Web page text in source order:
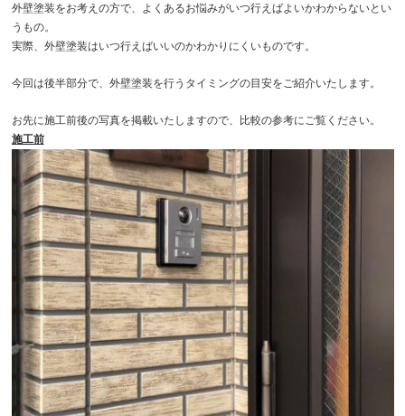
外壁塗装をお考えの方で、よくあるお悩みがいつ行えばよいかわからないとい
うもの。
実際、外壁塗装はいつ行えばいいのかわかりにくいものです。
今回は後半部分で、外壁塗装を行うタイミングの目安をご紹介いたします。
お先に施工前後の写真を掲載いたしますので、比較の参考にご覧ください。
施工前